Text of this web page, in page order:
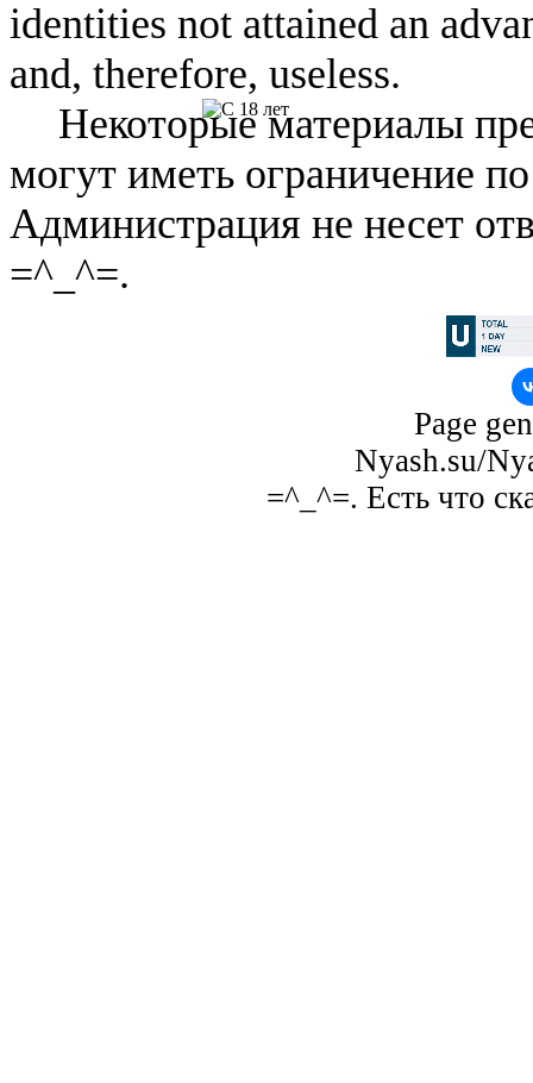
identities not attained an
and, therefore, useless.
Некоторые материалы
могут иметь ограничение
Администрация не несет
=^_^=.
Page
Nyash.su/
=^_^=. Есть что